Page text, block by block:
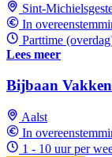
Sint-
In
Parttime
Lees meer
Bijbaan
Aalst
In
1 - 10 uur per